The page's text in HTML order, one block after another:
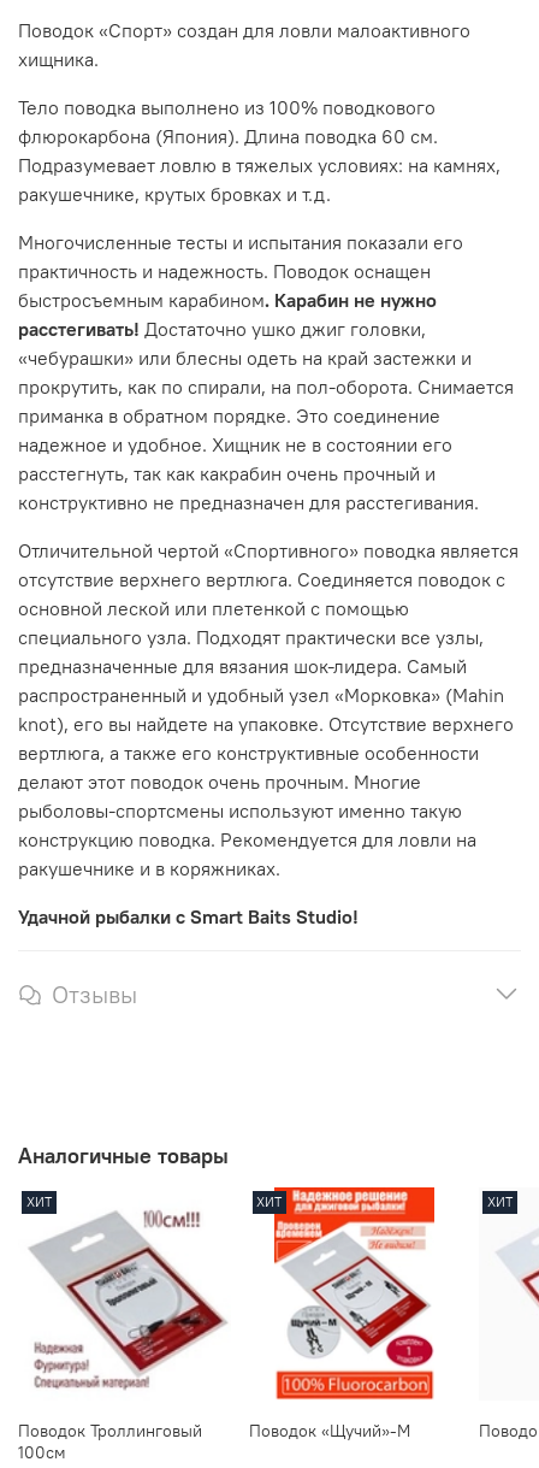
Поводок «Спорт» создан для ловли малоактивного
хищника.
Тело поводка выполнено из 100% поводкового
флюрокарбона (Япония). Длина поводка 60 см.
Подразумевает ловлю в тяжелых условиях: на камнях,
ракушечнике, крутых бровках и т.д.
Многочисленные тесты и испытания показали его
практичность и надежность. Поводок оснащен
быстросъемным карабином. Карабин не нужно
расстегивать! Достаточно ушко джиг головки,
«чебурашки» или блесны одеть на край застежки и
прокрутить, как по спирали, на пол-оборота. Снимается
приманка в обратном порядке. Это соединение
надежное и удобное. Хищник не в состоянии его
расстегнуть, так как какрабин очень прочный и
конструктивно не предназначен для расстегивания.
Отличительной чертой «Спортивного» поводка является
отсутствие верхнего вертлюга. Соединяется поводок с
основной леской или плетенкой с помощью
специального узла. Подходят практически все узлы,
предназначенные для вязания шок-лидера. Самый
распространенный и удобный узел «Морковка» (Mahin
knot), его вы найдете на упаковке. Отсутствие верхнего
вертлюга, а также его конструктивные особенности
делают этот поводок очень прочным. Многие
рыболовы-спортсмены используют именно такую
конструкцию поводка. Рекомендуется для ловли на
ракушечнике и в коряжниках.
Удачной рыбалки с Smart Baits Studio!
Отзывы
Аналогичные товары
ХИТ
Поводок Троллинговый
100см
ХИТ
Поводок «Щучий»-М
ХИТ